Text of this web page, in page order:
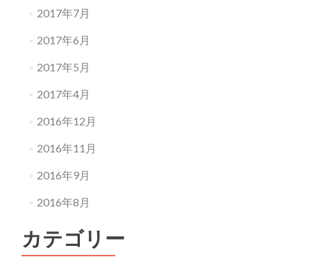
2017年7月
2017年6月
2017年5月
2017年4月
2016年12月
2016年11月
2016年9月
2016年8月
カテゴリー